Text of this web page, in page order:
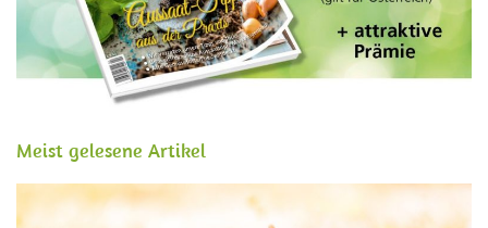
Meist gelesene Artikel